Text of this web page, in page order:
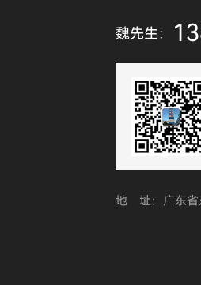
魏先生：
地 址：广东省